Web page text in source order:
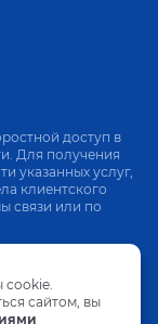
доступ в
Для получения
указанных услуг,
клиентского
связи или по
cookie.
сайтом, вы